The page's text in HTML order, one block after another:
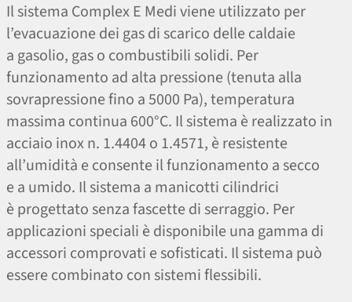
Il sistema Complex E Medi viene utilizzato per
l’evacuazione dei gas di scarico delle caldaie
a gasolio, gas o combustibili solidi. Per
funzionamento ad alta pressione (tenuta alla
sovrapressione fino a 5000 Pa), temperatura
massima continua 600°C. Il sistema è realizzato in
acciaio inox n. 1.4404 o 1.4571, è resistente
all’umidità e consente il funzionamento a secco
e a umido. Il sistema a manicotti cilindrici
è progettato senza fascette di serraggio. Per
applicazioni speciali è disponibile una gamma di
accessori comprovati e sofisticati. Il sistema può
essere combinato con sistemi flessibili.